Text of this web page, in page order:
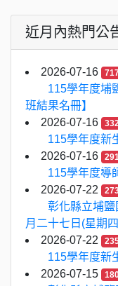
近月內熱門公
2026-07-16
115學年度埔
班結果名冊】
2026-07-16
115學年度新
2026-07-16
115學年度導
2026-07-22
彰化縣立埔
月二十七日(星期
2026-07-22
115學年度新
2026-07-15